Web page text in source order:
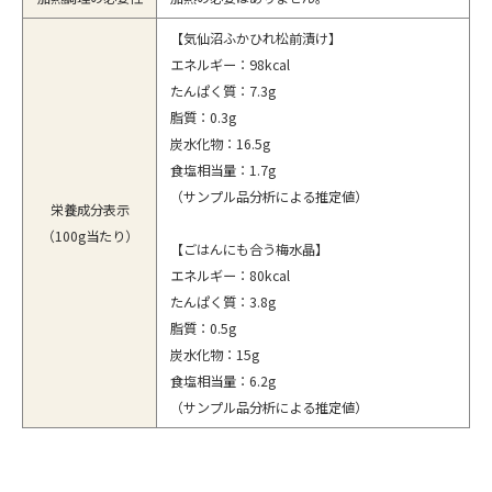
栄養成分表示
（100g当たり）
【気仙沼ふかひれ松前漬け】
エネルギー：98kcal
たんぱく質：7.3g
脂質：0.3g
炭水化物：16.5g
食塩相当量：1.7g
（サンプル品分析による推定値）
【ごはんにも合う梅水晶】
エネルギー：80kcal
たんぱく質：3.8g
脂質：0.5g
炭水化物：15g
食塩相当量：6.2g
（サンプル品分析による推定値）